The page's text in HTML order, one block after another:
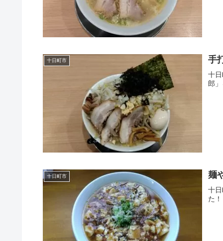
十日町市 手
十
郎
十日町市 麺
十
た！